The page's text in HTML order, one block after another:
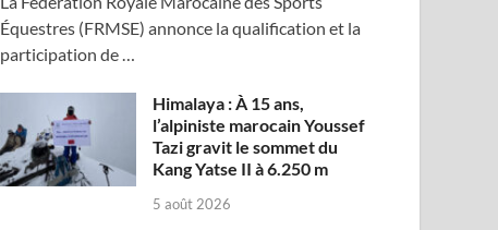
Équestres (FRMSE) annonce la qualification et la
participation de …
Himalaya : À 15 ans,
l’alpiniste marocain Youssef
Tazi gravit le sommet du
Kang Yatse II à 6.250 m
5 août 2026